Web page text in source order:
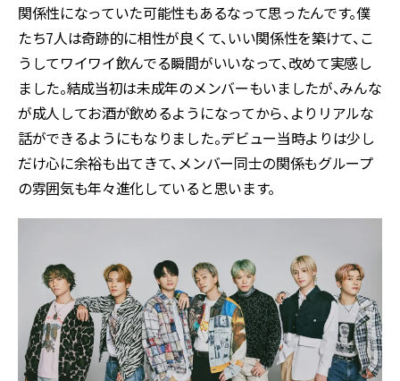
関係性になっていた可能性もあるなって思ったんです。僕
たち7人は奇跡的に相性が良くて、いい関係性を築けて、こ
うしてワイワイ飲んでる瞬間がいいなって、改めて実感し
ました。結成当初は未成年のメンバーもいましたが、みんな
が成人してお酒が飲めるようになってから、よりリアルな
話ができるようにもなりました。デビュー当時よりは少し
だけ心に余裕も出てきて、メンバー同士の関係もグループ
の雰囲気も年々進化していると思います。